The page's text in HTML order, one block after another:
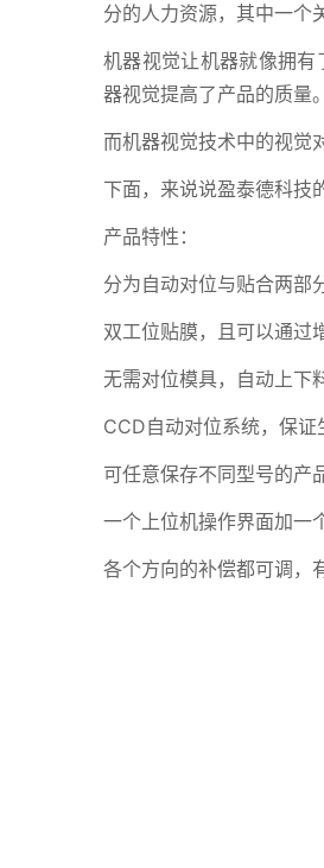
分的人力资源，其中一个
机器视觉让机器就像拥
器视觉提高了产品的质量。
而机器视觉技术中的视觉
下面，来说说盈泰德科技
产品特性：
分为自动对位与贴合两部
双工位贴膜，且可以通过
无需对位模具，自动上下
CCD自动对位系统，保证
可任意保存不同型号的产
一个上位机操作界面加一
各个方向的补偿都可调，